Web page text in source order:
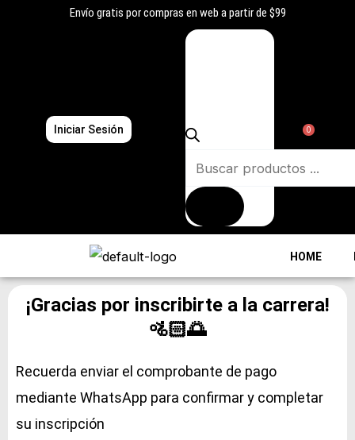
Envío gratis por compras en web a partir de $99
Iniciar Sesión
Búsqueda
0
HOME
¡Gracias por inscribirte a la carrera!
🚵🏻🌅
Recuerda enviar el comprobante de pago
mediante WhatsApp para confirmar y completar
su inscripción